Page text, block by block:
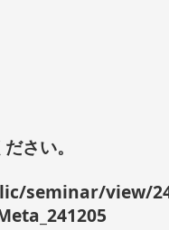
さい。
seminar/view/